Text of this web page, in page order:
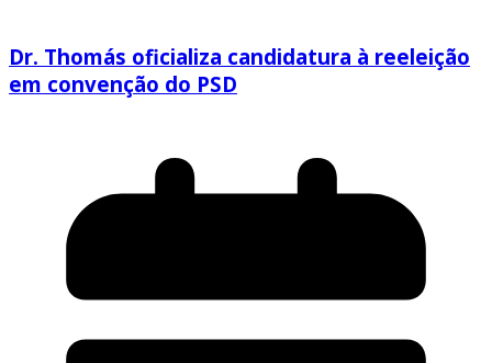
Dr. Thomás oficializa candidatura à reeleição
em convenção do PSD